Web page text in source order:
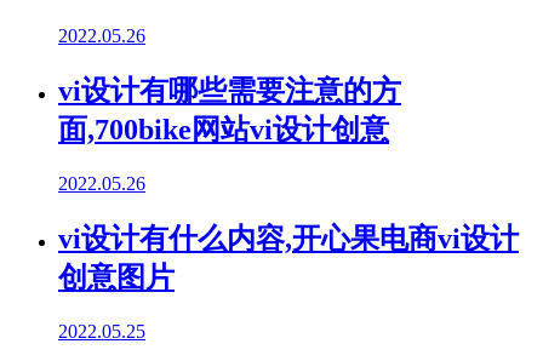
2022.05.26
vi设计有哪些需要注意的方
面,700bike网站vi设计创意
2022.05.26
vi设计有什么内容,开心果电商vi设计
创意图片
2022.05.25